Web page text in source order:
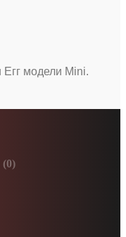
Егг модели Mini.
(0)